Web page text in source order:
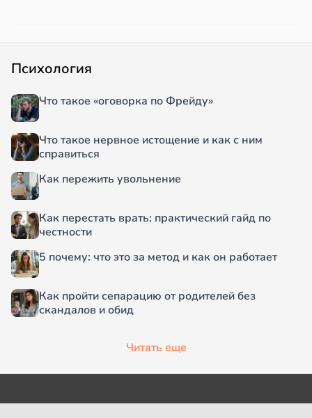
Психология
Что такое «оговорка по Фрейду»
Что такое нервное истощение и как с ним
справиться
Как пережить увольнение
Как перестать врать: практический гайд по
честности
5 почему: что это за метод и как он работает
Как пройти сепарацию от родителей без
скандалов и обид
Читать еще